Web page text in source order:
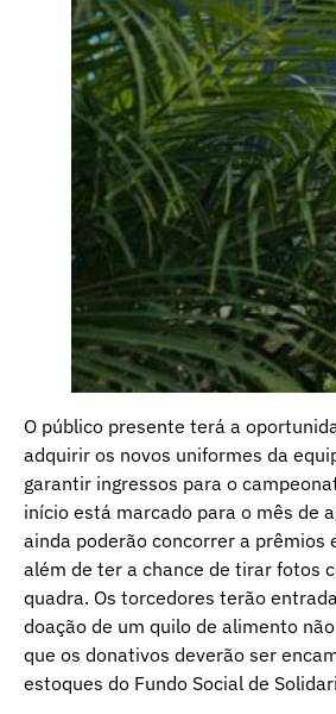
O público presente terá a
adquirir os novos uniformes da
garantir ingressos para o
início está marcado para o mês de
ainda poderão concorrer a prêmios
além de ter a chance de tirar fotos
quadra. Os torcedores terão
doação de um quilo de alimento
que os donativos deverão ser
estoques do Fundo Social de